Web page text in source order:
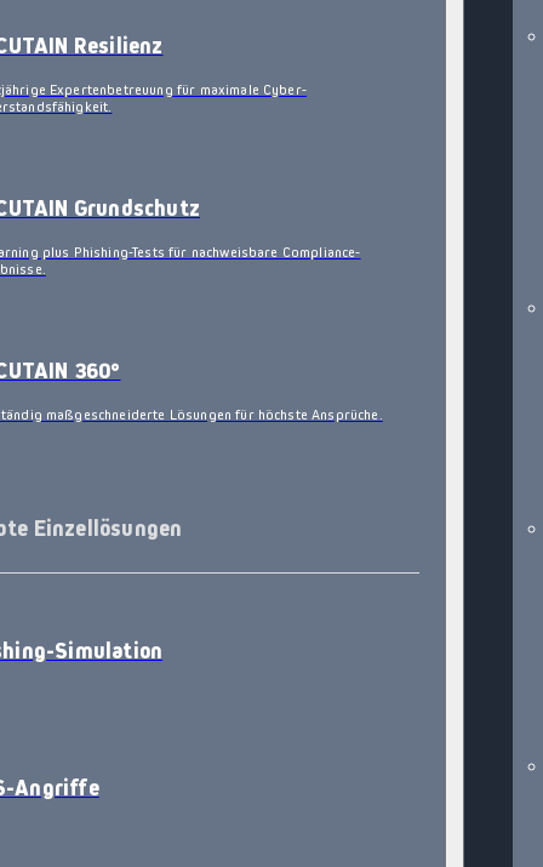
Resilienz
Expertenbetreuung für maximale Cyber-
Grundschutz
plus Phishing-Tests für nachweisbare Compliance-
360°
maßgeschneiderte Lösungen für höchste Ansprüche.
Einzellösungen
Simulation
Angriffe